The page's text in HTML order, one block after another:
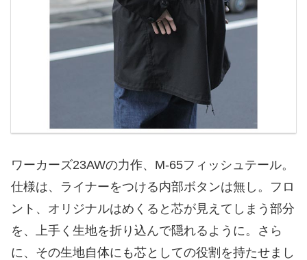
ワーカーズ23AWの力作、M-65フィッシュテール。
仕様は、ライナーをつける内部ボタンは無し。フロ
ント、オリジナルはめくると芯が見えてしまう部分
を、上手く生地を折り込んで隠れるように。さら
に、その生地自体にも芯としての役割を持たせまし